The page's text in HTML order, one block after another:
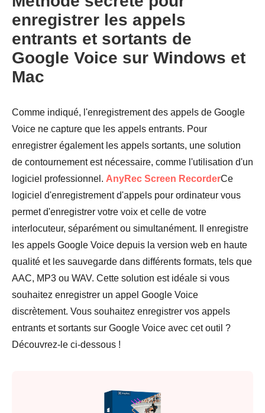
enregistrer les appels
entrants et sortants de
Google Voice sur Windows et
Mac
Comme indiqué, l'enregistrement des appels de Google
Voice ne capture que les appels entrants. Pour
enregistrer également les appels sortants, une solution
de contournement est nécessaire, comme l'utilisation d'un
logiciel professionnel. AnyRec Screen RecorderCe
logiciel d'enregistrement d'appels pour ordinateur vous
permet d'enregistrer votre voix et celle de votre
interlocuteur, séparément ou simultanément. Il enregistre
les appels Google Voice depuis la version web en haute
qualité et les sauvegarde dans différents formats, tels que
AAC, MP3 ou WAV. Cette solution est idéale si vous
souhaitez enregistrer un appel Google Voice
discrètement. Vous souhaitez enregistrer vos appels
entrants et sortants sur Google Voice avec cet outil ?
Découvrez-le ci-dessous !